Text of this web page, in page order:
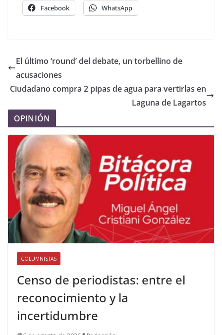
Facebook WhatsApp
El último ‘round’ del debate, un torbellino de
acusaciones
Ciudadano compra 2 pipas de agua para vertirlas en
Laguna de Lagartos
OPINIÓN
COLUMNISTAS
Censo de periodistas: entre el
reconocimiento y la
incertidumbre